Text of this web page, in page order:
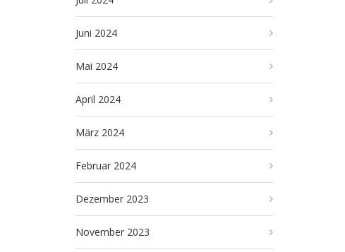
Juni 2024
Mai 2024
April 2024
März 2024
Februar 2024
Dezember 2023
November 2023